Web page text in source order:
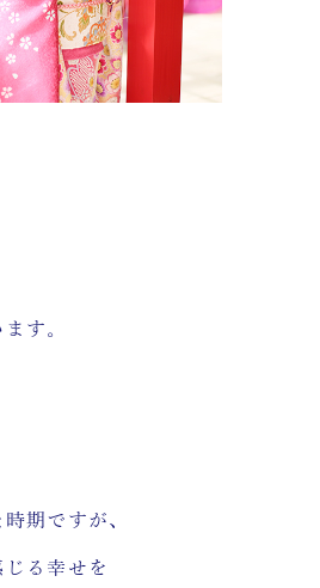
す。
期ですが、
る幸せを